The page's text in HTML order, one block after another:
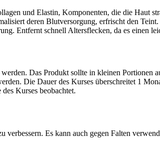
und Elastin, Komponenten, die die Haut
deren Blutversorgung, erfrischt den
Entfernt schnell Altersflecken, da es einen
Das Produkt sollte in kleinen
Die Dauer des Kurses überschreitet 1
Kurses beobachtet.
Es kann auch gegen Falten